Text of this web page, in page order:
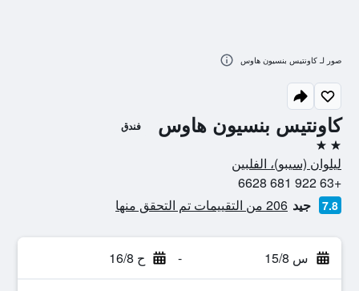
كاونتيس بنسيون هاوس فندق
2 نجمتين
ليلوان (سيبو)، الفلبين
+63 922 681 6628
7.8 جيد 206 من التقييمات تم التحقق منها
س 15/8 - ح 16/8
صور لـ كاونتيس بنسيون هاوس